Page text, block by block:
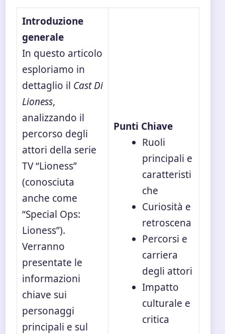
Introduzione
generale
In questo articolo
esploriamo in
dettaglio il Cast Di
Lioness,
analizzando il
percorso degli
attori della serie
TV “Lioness”
(conosciuta
anche come
“Special Ops:
Lioness”).
Verranno
presentate le
informazioni
chiave sui
personaggi
principali e sul
Punti Chiave
Ruoli
principali e
caratteristi
che
Curiosità e
retroscena
Percorsi e
carriera
degli attori
Impatto
culturale e
critica